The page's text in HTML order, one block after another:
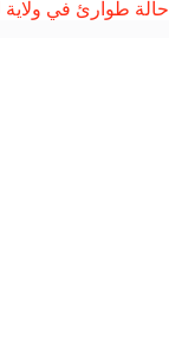
حالة طوارئ في ولاية